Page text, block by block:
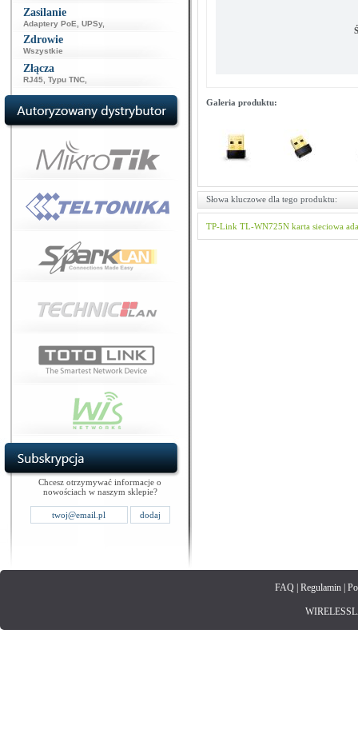
Zasilanie
Adaptery PoE UPSy,
Zdrowie
Wszystkie
Złącza
RJ45 Typu TNC
Chcesz otrzymywać informacje o
nowościach w naszym sklepie?
Galeria produktu:
Słowa kluczowe dla tego produktu:
TP-Link TL-WN725N karta sieciowa
FAQ| Regulamin|